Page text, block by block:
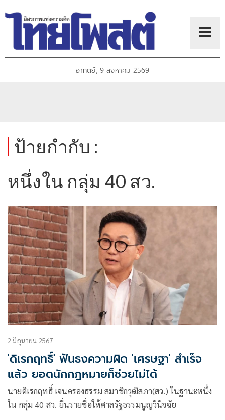
อาทิตย์, 9 สิงหาคม 2569
ป้ายกำกับ :
หนึ่งใน กลุ่ม 40 สว.
2 มิถุนายน 2567
'ดิเรกฤทธิ์' ฟันธงความผิด 'เศรษฐา' สำเร็จ
แล้ว ยอดนักกฎหมายก็ช่วยไม่ได้
นายดิเรกฤทธิ์ เจนครองธรรม สมาชิกวุฒิสภา(สว.) ในฐานะหนึ่ง
ใน กลุ่ม 40 สว. ยื่นรายชื่อให้ศาลรัฐธรรมนูญวินิจฉัย